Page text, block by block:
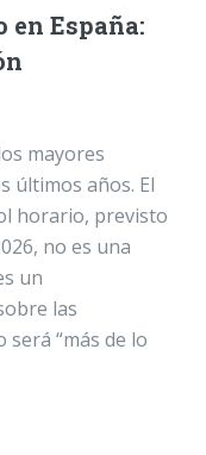
España:
mayores
últimos años. El
horario, previsto
no es una
un
las
será “más de lo